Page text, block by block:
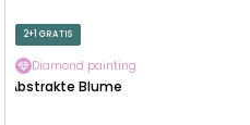
2+1 GRATIS
Diamond painting
Abstrakte Blume